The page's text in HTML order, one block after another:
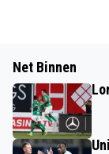
Net Binnen